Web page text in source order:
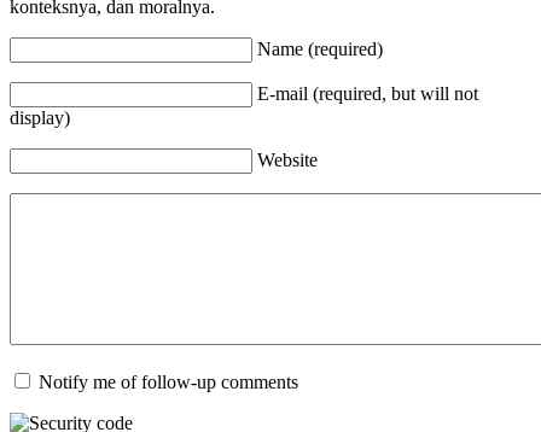
konteksnya, dan moralnya.
Name (required)
E-mail (required, but will not
display)
Website
Notify me of follow-up comments